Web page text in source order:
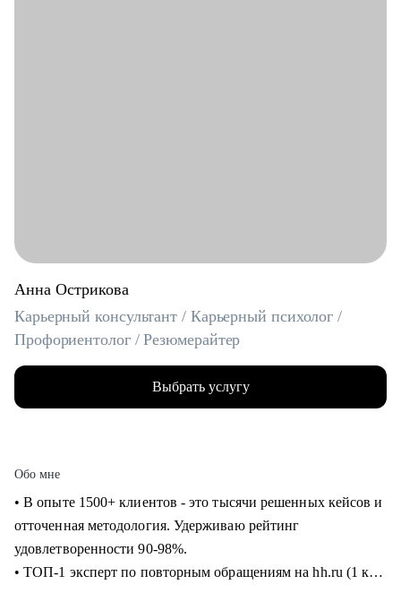
Анна Острикова
Карьерный консультант / Карьерный психолог /
Профориентолог / Резюмерайтер
Выбрать услугу
Обо мне
• В опыте 1500+ клиентов - это тысячи решенных кейсов и
отточенная методология. Удерживаю рейтинг
удовлетворенности 90-98%.
• ТОП-1 эксперт по повторным обращениям на hh.ru (1 кв.